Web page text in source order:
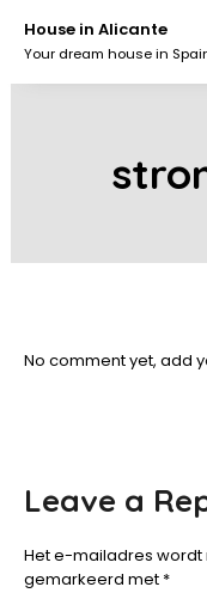
content.
House in Alicante
Your dream house in
No comment yet, add
Leave a
Het e-mailadres
gemarkeerd met *